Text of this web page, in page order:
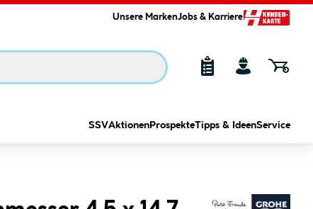
Unsere MarkenJobs & Karriere
SSVAktionen ProspekteTipps & IdeenService